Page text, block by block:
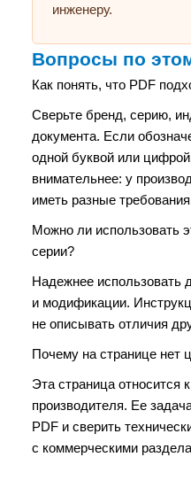
инженеру.
Вопросы по
Как понять, что PDF
Сверьте бренд, серию,
документа. Если
одной буквой или
внимательнее: у
иметь разные
Можно ли использовать
серии?
Надежнее использовать
и модификации.
не описывать отличия
Почему на странице нет
Эта страница относится
производителя. Ее
PDF и сверить
с коммерческими